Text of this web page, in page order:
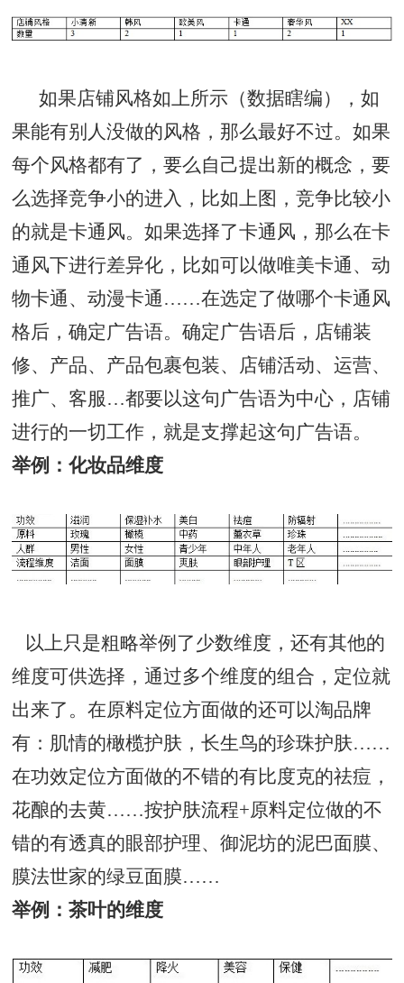
如果店铺风格如上所示（数据瞎编），如
果能有别人没做的风格，那么最好不过。如果
每个风格都有了，要么自己提出新的概念，要
么选择竞争小的进入，比如上图，竞争比较小
的就是卡通风。如果选择了卡通风，那么在卡
通风下进行差异化，比如可以做唯美卡通、动
物卡通、动漫卡通……在选定了做哪个卡通风
格后，确定广告语。确定广告语后，店铺装
修、产品、产品包裹包装、店铺活动、运营、
推广、客服…都要以这句广告语为中心，店铺
进行的一切工作，就是支撑起这句广告语。
举例：化妆品维度
以上只是粗略举例了少数维度，还有其他的
维度可供选择，通过多个维度的组合，定位就
出来了。在原料定位方面做的还可以淘品牌
有：肌情的橄榄护肤，长生鸟的珍珠护肤……
在功效定位方面做的不错的有比度克的祛痘，
花酿的去黄……按护肤流程+原料定位做的不
错的有透真的眼部护理、御泥坊的泥巴面膜、
膜法世家的绿豆面膜……
举例：茶叶的维度